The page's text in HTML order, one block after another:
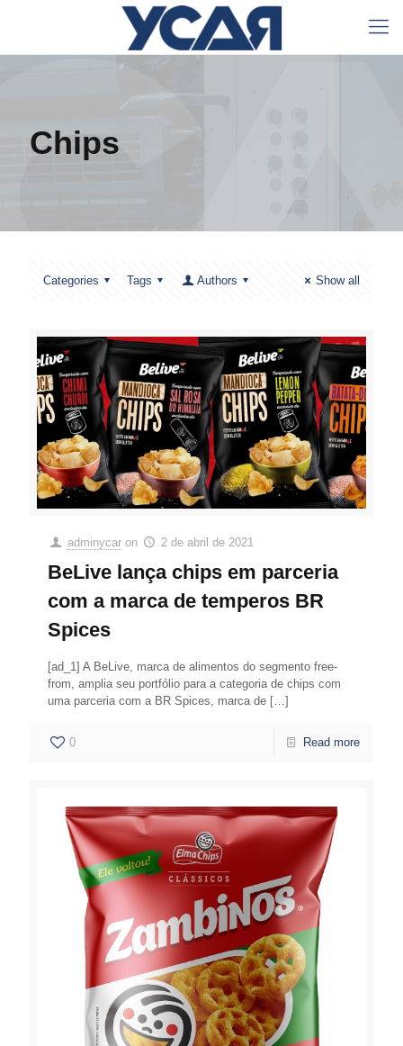
Chips
Categories Tags Authors Show all
adminycar on 2 de abril de 2021
BeLive lança chips em parceria
com a marca de temperos BR
Spices
[ad_1] A BeLive, marca de alimentos do segmento free-
from, amplia seu portfólio para a categoria de chips com
uma parceria com a BR Spices, marca de […]
0 Read more